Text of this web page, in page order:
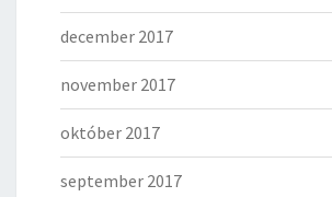
december 2017
november 2017
október 2017
september 2017